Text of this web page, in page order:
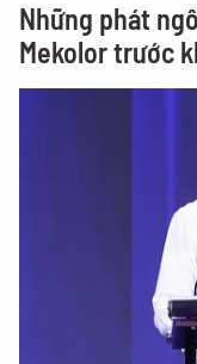
Những phát
Mekolor trước